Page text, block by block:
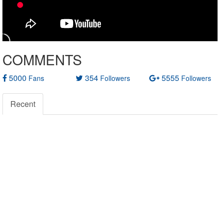
COMMENTS
5000 Fans 354 Followers 5555 Followers
Recent